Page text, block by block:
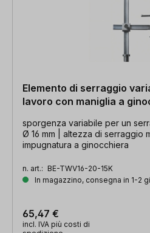
Elemento di serraggio
lavoro con maniglia a
sporgenza variabile per un
Ø 16 mm | altezza di serraggio
impugnatura a ginocchiera
n. art.: BE-TWV16-20-15K
In magazzino, consegna in 1-2
65,47 €
incl. IVA più costi di